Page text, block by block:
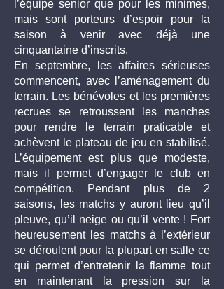
l’équipe senior que pour les minimes,
mais sont porteurs d’espoir pour la
saison à venir avec déjà une
cinquantaine d’inscrits.
En septembre, les affaires sérieuses
commencent, avec l’aménagement du
terrain. Les bénévoles et les premières
recrues se retroussent les manches
pour rendre le terrain praticable et
achèvent le plateau de jeu en stabilisé.
L’équipement est plus que modeste,
mais il permet d’engager le club en
compétition. Pendant plus de 2
saisons, les matchs y auront lieu qu’il
pleuve, qu’il neige ou qu’il vente ! Fort
heureusement les matchs à l’extérieur
se déroulent pour la plupart en salle ce
qui permet d’entretenir la flamme tout
en maintenant la pression sur la